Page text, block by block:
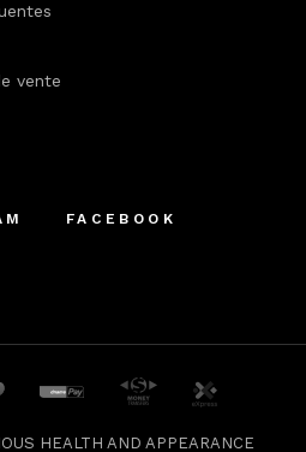
vente
FACEBOOK
HEALTH AND APPEARANCE